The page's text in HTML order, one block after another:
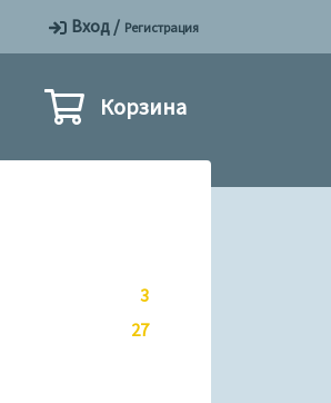
Вход / Регистрация
Корзина
3
27